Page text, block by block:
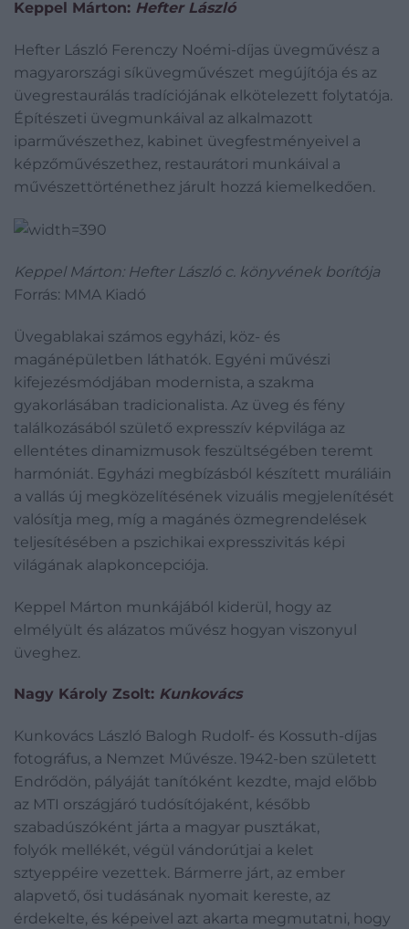
Keppel Márton: Hefter László
Hefter László Ferenczy Noémi-díjas üvegművész a
magyarországi síküvegművészet megújítója és az
üvegrestaurálás tradíciójának elkötelezett folytatója.
Építészeti üvegmunkáival az alkalmazott
iparművészethez, kabinet üvegfestményeivel a
képzőművészethez, restaurátori munkáival a
művészettörténethez járult hozzá kiemelkedően.
Keppel Márton: Hefter László c. könyvének borítója
Forrás: MMA Kiadó
Üvegablakai számos egyházi, köz- és
magánépületben láthatók. Egyéni művészi
kifejezésmódjában modernista, a szakma
gyakorlásában tradicionalista. Az üveg és fény
találkozásából születő expresszív képvilága az
ellentétes dinamizmusok feszültségében teremt
harmóniát. Egyházi megbízásból készített muráliáin
a vallás új megközelítésének vizuális megjelenítését
valósítja meg, míg a magánés özmegrendelések
teljesítésében a pszichikai expresszivitás képi
világának alapkoncepciója.
Keppel Márton munkájából kiderül, hogy az
elmélyült és alázatos művész hogyan viszonyul
üveghez.
Nagy Károly Zsolt: Kunkovács
Kunkovács László Balogh Rudolf- és Kossuth-díjas
fotográfus, a Nemzet Művésze. 1942-ben született
Endrődön, pályáját tanítóként kezdte, majd előbb
az MTI országjáró tudósítójaként, később
szabadúszóként járta a magyar pusztákat,
folyók mellékét, végül vándorútjai a kelet
sztyeppéire vezettek. Bármerre járt, az ember
alapvető, ősi tudásának nyomait kereste, az
érdekelte, és képeivel azt akarta megmutatni, hogy